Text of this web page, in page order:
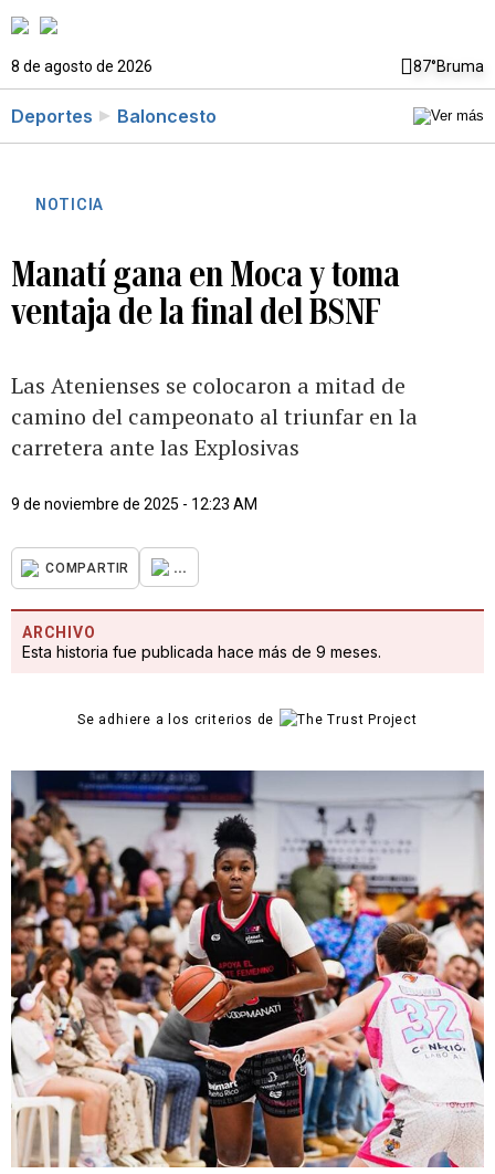
8 de agosto de 2026 87°Bruma
Deportes Baloncesto
NOTICIA
Manatí gana en Moca y toma
ventaja de la final del BSNF
Las Atenienses se colocaron a mitad de
camino del campeonato al triunfar en la
carretera ante las Explosivas
9 de noviembre de 2025 - 12:23 AM
COMPARTIR ...
ARCHIVO
Esta historia fue publicada hace más de 9 meses.
Se adhiere a los criterios de